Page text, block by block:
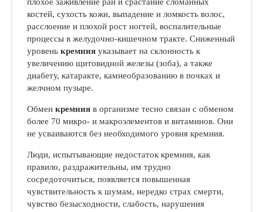
костей, сухость кожи, выпадение и ломкость волос,
расслоение и плохой рост ногтей, воспалительные
процессы в желудочно-кишечном тракте. Сниженный
уровень кремнияуказывает на склонность к
увеличению щитовидной железы (зоба), а также
диабету, катаракте, камнеобразованию в почках и
желчном пузыре.
Обмен кремнияв организме тесно связан с обменом
более 70 микро- и макроэлементов и витаминов. Они
не усваиваются без необходимого уровня кремния.
Люди, испытывающие недостаток кремния, как
правило, раздражительны, им трудно
сосредоточиться, появляется повышенная
чувствительность к шумам, нередко страх смерти,
чувство безысходности, слабость, нарушения